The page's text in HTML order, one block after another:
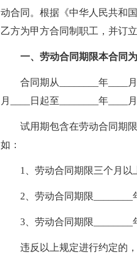
动合同。根据《中华人民共和
乙方为甲方合同制职工，并订立
一、劳动合同期限本合同
合同期从________年____
月____日起至________年____
试用期包含在劳动合同期
如：
1、劳动合同期限三个月以
2、劳动合同期限
3、劳动合同期限
违反以上规定进行约定的